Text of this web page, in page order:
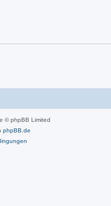
© phpBB Limited
phpBB.de